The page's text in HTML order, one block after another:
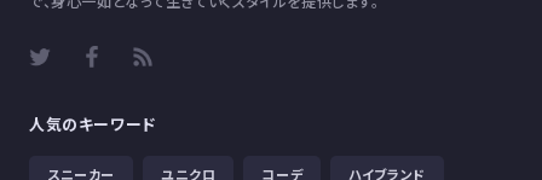
人気のキーワード
スニーカー ユニクロ コーデ ハイブランド